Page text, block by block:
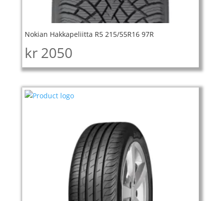
Nokian Hakkapeliitta R5 215/55R16 97R
kr 2050